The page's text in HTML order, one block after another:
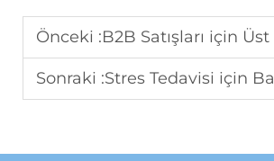
Önceki :B2B Satışları için Üst Massage Cihazları: Dağıtım
Sonraki :Stres Tedavisi için Baş Masajörleri: